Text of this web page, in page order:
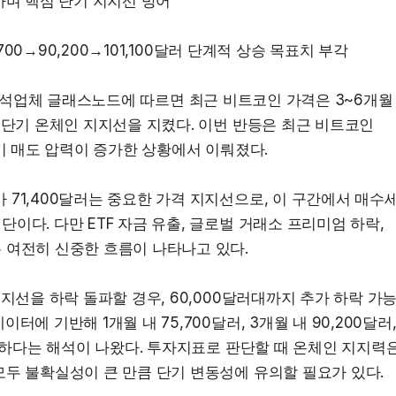
달러 단계적 상승 목표치 부각
체 글래스노드에 따르면 최근 비트코인 가격은 3~6개월
기 온체인 지지선을 지켰다. 이번 반등은 최근 비트코인
매도 압력이 증가한 상황에서 이뤄졌다.
달러는 중요한 가격 지지선으로, 이 구간에서 매수세
이다. 다만 ETF 자금 유출, 글로벌 거래소 프리미엄 하락,
전히 신중한 흐름이 나타나고 있다.
선을 하락 돌파할 경우, 60,000달러대까지 추가 하락 가능
터에 기반해 1개월 내 75,700달러, 3개월 내 90,200달러,
다는 해석이 나왔다. 투자지표로 판단할 때 온체인 지지력
불확실성이 큰 만큼 단기 변동성에 유의할 필요가 있다.